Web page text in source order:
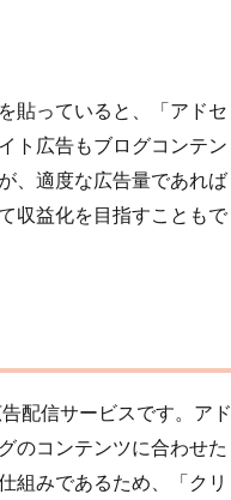
貼っていると、「アドセ
ト広告もブログコンテン
、適度な広告量であれば
収益化を目指すこともで
配信サービスです。アド
のコンテンツに合わせた
組みであるため、「クリ